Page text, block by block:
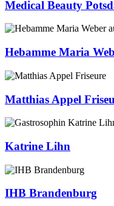
Medical Beauty
Hebamme Maria
Matthias Appel
Katrine Lihn
IHB Brandenburg